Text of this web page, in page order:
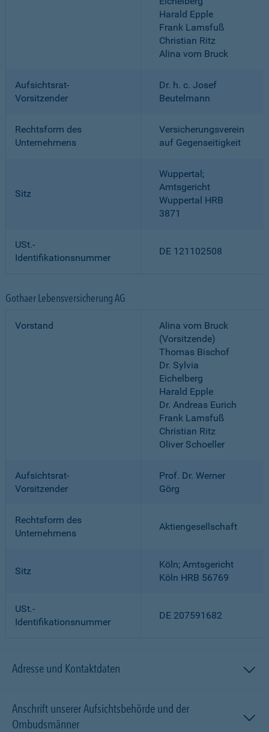
Harald Epple
Frank Lamsfuß
Christian Ritz
Alina vom Bruck
Aufsichtsrat-
Vorsitzender
Dr. h. c. Josef
Beutelmann
Rechtsform des
Unternehmens
Versicherungsverein
auf Gegenseitigkeit
Sitz
Wuppertal;
Amtsgericht
Wuppertal HRB
3871
USt.-
Identifikationsnummer
DE 121102508
Gothaer Lebensversicherung AG
Vorstand
Alina vom Bruck
(Vorsitzende)
Thomas Bischof
Dr. Sylvia
Eichelberg
Harald Epple
Dr. Andreas Eurich
Frank Lamsfuß
Christian Ritz
Oliver Schoeller
Aufsichtsrat-
Vorsitzender
Prof. Dr. Werner
Görg
Rechtsform des
Unternehmens
Aktiengesellschaft
Sitz
Köln; Amtsgericht
Köln HRB 56769
USt.-
Identifikationsnummer
DE 207591682
Adresse und Kontaktdaten
Anschrift unserer Aufsichtsbehörde und der
Ombudsmänner